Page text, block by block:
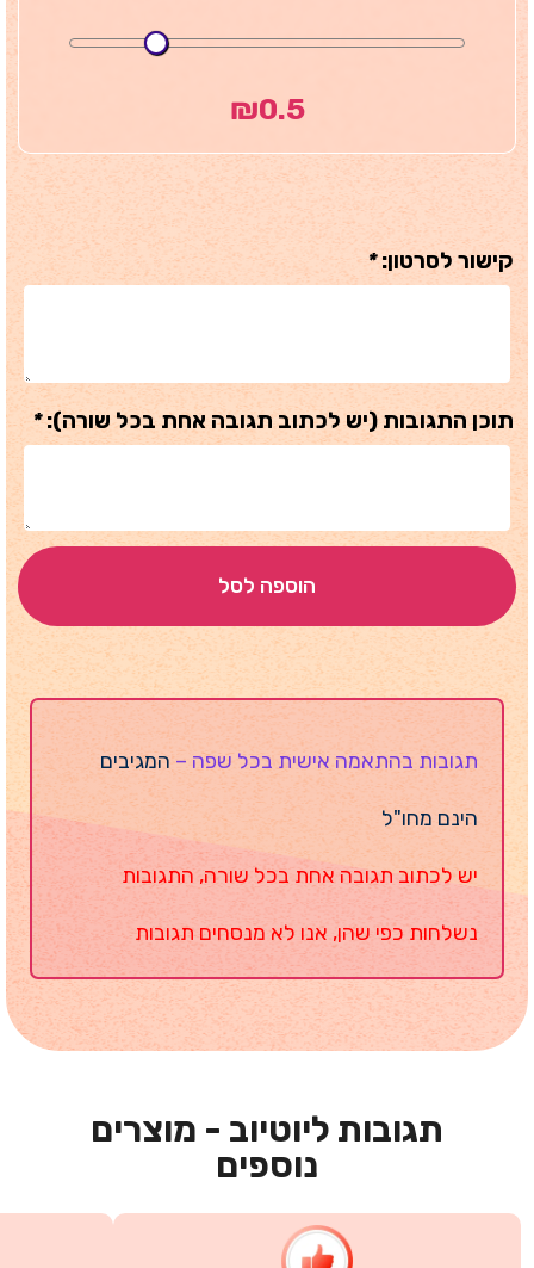
₪0.5
קישור לסרטון:*
תוכן התגובות (יש לכתוב תגובה אחת בכל שורה):*
הוספה לסל
תגובות בהתאמה אישית בכל שפה –המגיבים
הינם מחו"ל
יש לכתוב תגובה אחת בכל שורה, התגובות
נשלחות כפי שהן, אנו לא מנסחים תגובות
תגובות ליוטיוב - מוצרים
נוספים